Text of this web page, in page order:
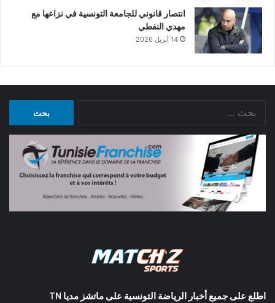
انتصار قانوني للجامعة التونسية في نزاعها مع
مهدي النفطي
14 أبريل 2026
اطلع على جميع أخبار الرياضة التونسية على ماتشز مديا TN